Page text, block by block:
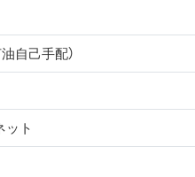
自己手配）
ット